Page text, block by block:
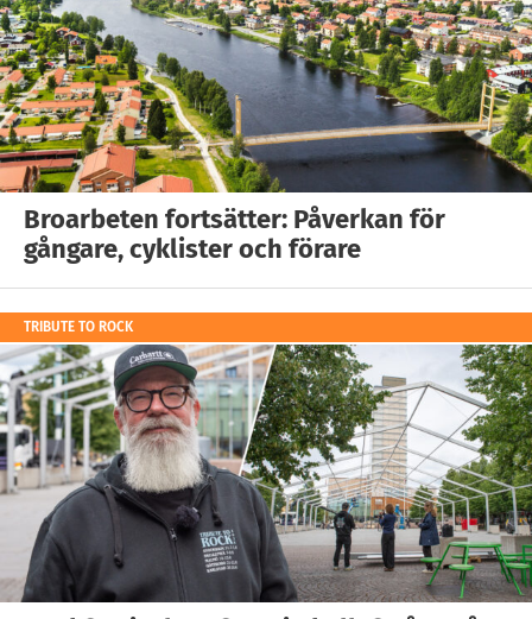
Broarbeten fortsätter: Påverkan för
gångare, cyklister och förare
TRIBUTE TO ROCK